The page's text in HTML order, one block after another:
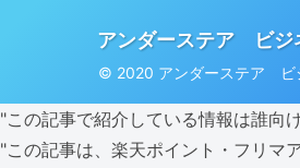
アンダーステア ビジ
© 2020 アンダーステア ビ
"この記事で紹介している情報は誰向
"この記事は、楽天ポイント・フリマ